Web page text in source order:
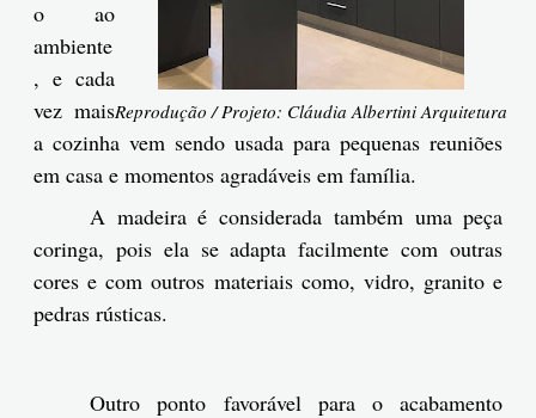
Reprodução / Projeto: Cláudia Albertini Arquitetura
o ao
ambiente
, e cada
vez mais
a cozinha vem sendo usada para pequenas reuniões
em casa e momentos agradáveis em família.
A madeira é considerada também uma peça
coringa, pois ela se adapta facilmente com outras
cores e com outros materiais como, vidro, granito e
pedras rústicas.
Outro ponto favorável para o acabamento